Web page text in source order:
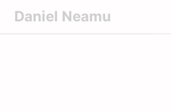
Daniel Neamu